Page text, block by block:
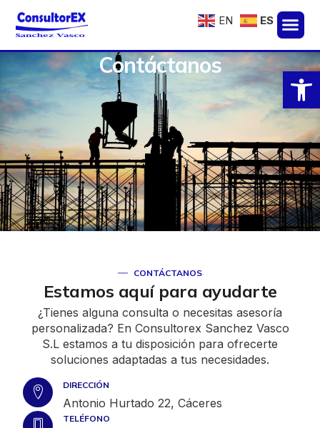
Abrir
EN ES
Contáctanos
CONTÁCTANOS
Estamos aquí para ayudarte
¿Tienes alguna consulta o necesitas asesoría
personalizada? En Consultorex Sanchez Vasco
S.L estamos a tu disposición para ofrecerte
soluciones adaptadas a tus necesidades.
DIRECCIÓN
Antonio Hurtado 22, Cáceres
TELÉFONO